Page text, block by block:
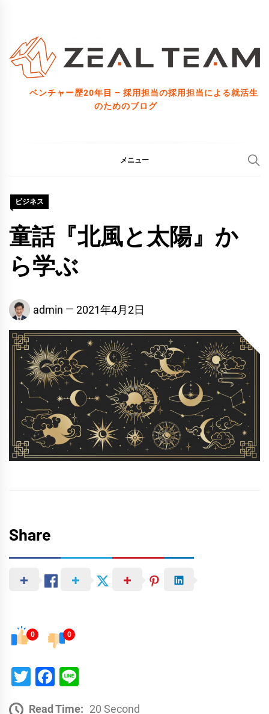
ン
ベンチャー歴20年目 – 採用担当の採用担当による就活生
のためのブログ
メニュー
ビジネス
童話『北風と太陽』か
ら学ぶ
admin 2021年4月2日
Share
0 0
TwitterFacebook
Read Time: 20 Second